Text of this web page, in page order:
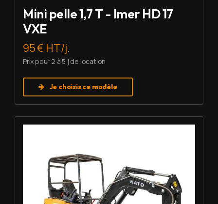
Mini pelle 1,7 T - Imer HD 17
VXE
95 € HT/j.
Prix pour 2 à 5 j de location
Je choisis ce modèle
Louer Mini pelle 2,7 T - Imer HD 27 V5